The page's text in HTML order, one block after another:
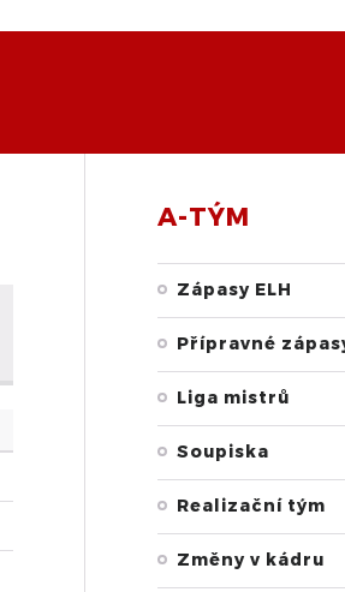
A-TÝM
Zápasy ELH
Přípravné
Liga mistrů
Soupiska
Realizační tým
Změny v kádru